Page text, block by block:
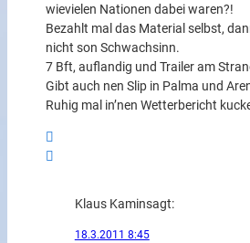
wievielen Nationen dabei waren?!
Bezahlt mal das Material selbst,
nicht son Schwachsinn.
7 Bft, auflandig und Trailer am
Gibt auch nen Slip in Palma und
Ruhig mal in’nen Wetterbericht
Klaus Kaminsagt:
18.3.2011 8:45